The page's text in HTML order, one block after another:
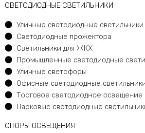
CВЕТОДИОДНЫЕ СВЕТИЛЬНИКИ
Уличные светодиодные светильники
Светодиодные прожектора
Светильники для ЖКХ
Промышленные светодиодные
Уличные светофоры
Офисные светодиодные
Торговое светодиодное освещение
Парковые светодиодные
ОПОРЫ ОСВЕЩЕНИЯ